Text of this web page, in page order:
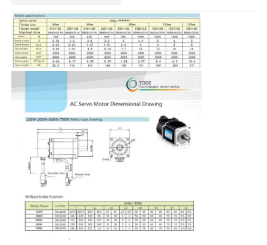
Aperçu
Produits
A propos de nous
Visite d'usine
Contrôle de la qualité